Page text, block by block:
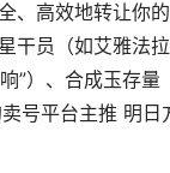
、高效地转让你
干员（如艾雅法
”）、合成玉存
号平台主推 明日